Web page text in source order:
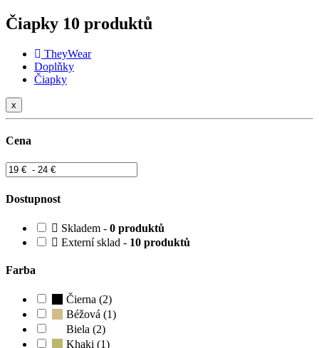
Čiapky 10 produktů
TheyWear
Doplňky
Čiapky
x
Cena
Dostupnost
Skladem - 0 produktů
Externí sklad - 10 produktů
Farba
Čierna (2)
Béžová (1)
Biela (2)
Khaki (1)